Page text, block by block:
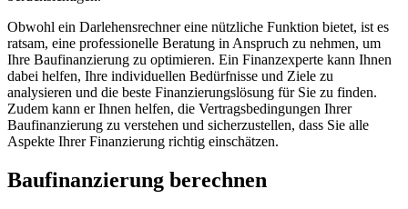
Obwohl ein Darlehensrechner eine nützliche Funktion bietet, ist es
ratsam, eine professionelle Beratung in Anspruch zu nehmen, um
Ihre Baufinanzierung zu optimieren. Ein Finanzexperte kann Ihnen
dabei helfen, Ihre individuellen Bedürfnisse und Ziele zu
analysieren und die beste Finanzierungslösung für Sie zu finden.
Zudem kann er Ihnen helfen, die Vertragsbedingungen Ihrer
Baufinanzierung zu verstehen und sicherzustellen, dass Sie alle
Aspekte Ihrer Finanzierung richtig einschätzen.
Baufinanzierung berechnen